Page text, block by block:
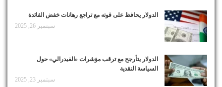
الدولار يحافظ على قوته مع تراجع رهانات خفض الفائدة
سبتمبر 26, 2025
الدولار يتأرجح مع ترقب مؤشرات «الفيدرالي» حول
السياسة النقدية
سبتمبر 23, 2025